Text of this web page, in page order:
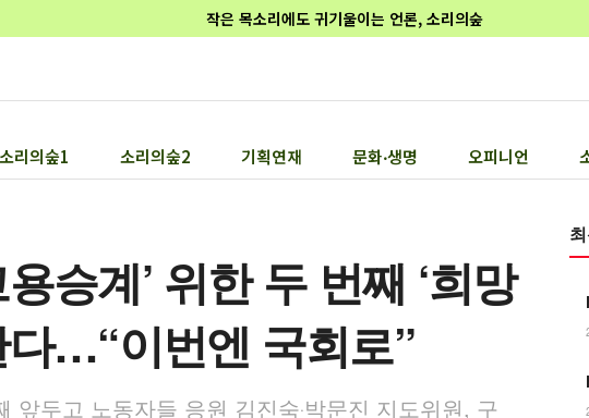
작은 목소리에도 귀기울이는 언론, 소리의숲
소리의숲1 소리의숲2 기획연재 문화‧생명 오피니언
승계’ 위한 두 번째 ‘희망
다…“이번엔 국회로”
앞두고 노동자들 응원 김진숙‧박문진 지도위원, 구